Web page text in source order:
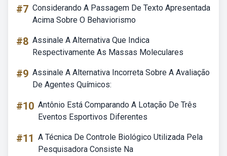
#7 Considerando A Passagem De Texto Apresentada
Acima Sobre O Behaviorismo
#8 Assinale A Alternativa Que Indica
Respectivamente As Massas Moleculares
#9 Assinale A Alternativa Incorreta Sobre A Avaliação
De Agentes Químicos:
#10 Antônio Está Comparando A Lotação De Três
Eventos Esportivos Diferentes
#11 A Técnica De Controle Biológico Utilizada Pela
Pesquisadora Consiste Na